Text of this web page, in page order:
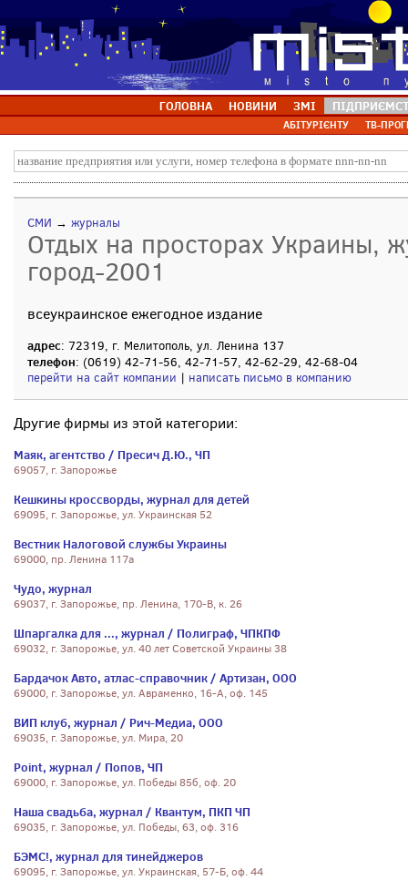
ГОЛОВНА НОВИНИ ЗМІ
АБІТУРІЄНТУ ТВ-
СМИ → журналы
Отдых на просторах Украины,
город-2001
всеукраинское ежегодное издание
адрес: 72319, г. Мелитополь, ул. Ленина 137
телефон: (0619) 42-71-56, 42-71-57, 42-62-29, 42-68-04
перейти на сайт компании | написать письмо в компанию
Другие фирмы из этой категории:
Маяк, агентство / Пресич Д.Ю., ЧП
69057, г. Запорожье
Кешкины кроссворды, журнал для детей
69095, г. Запорожье, ул. Украинская 52
Вестник Налоговой службы Украины
69000, пр. Ленина 117а
Чудо, журнал
69037, г. Запорожье, пр. Ленина, 170-В, к. 26
Шпаргалка для ..., журнал / Полиграф, ЧПКПФ
69032, г. Запорожье, ул. 40 лет Советской Украины 38
Бардачок Авто, атлас-справочник / Артизан, ООО
69000, г. Запорожье, ул. Авраменко, 16-А, оф. 145
ВИП клуб, журнал / Рич-Медиа, ООО
69035, г. Запорожье, ул. Мира, 20
Point, журнал / Попов, ЧП
69000, г. Запорожье, ул. Победы 85б, оф. 20
Наша свадьба, журнал / Квантум, ПКП ЧП
69035, г. Запорожье, ул. Победы, 63, оф. 316
БЭМС!, журнал для тинейджеров
69095, г. Запорожье, ул. Украинская, 57-Б, оф. 44